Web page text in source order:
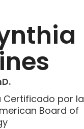
Certificado por
Board of